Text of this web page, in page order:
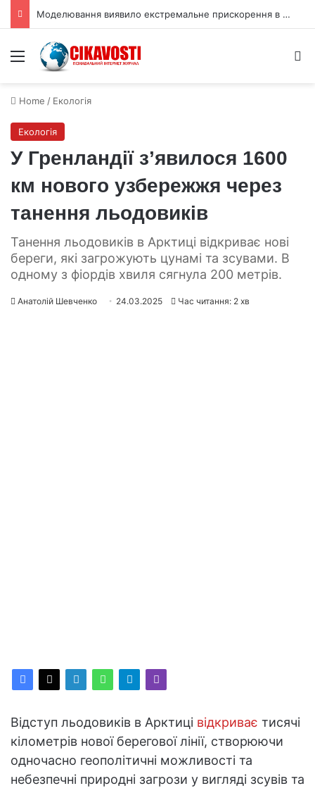
Моделювання виявило екстремальне прискорення в ядерному вогняному шарі
Menu
Home / Екологія
Екологія
У Гренландії з’явилося 1600
км нового узбережжя через
танення льодовиків
Танення льодовиків в Арктиці відкриває нові
береги, які загрожують цунамі та зсувами. В
одному з фіордів хвиля сягнула 200 метрів.
Анатолій Шевченко 24.03.2025 Час читання: 2 хв
Відступ льодовиків в Арктиці відкриває тисячі
кілометрів нової берегової лінії, створюючи
одночасно геополітичні можливості та
небезпечні природні загрози у вигляді зсувів та